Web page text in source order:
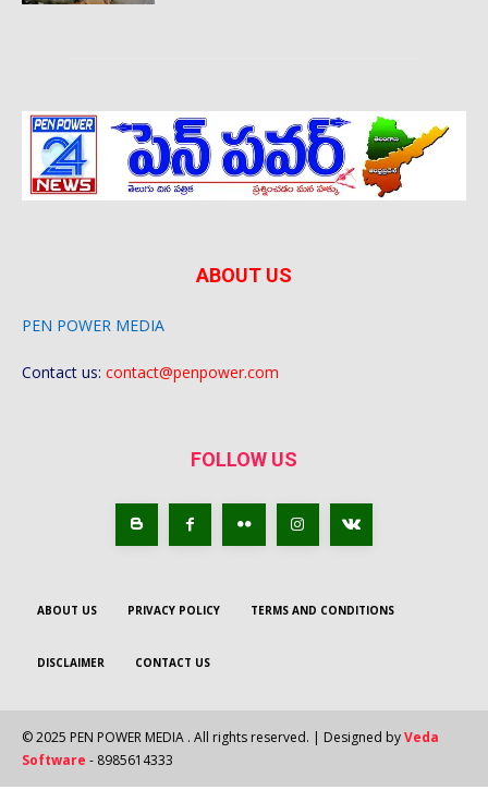
ABOUT US
PEN POWER MEDIA
Contact us: contact@penpower.com
FOLLOW US
ABOUT US PRIVACY POLICY TERMS AND CONDITIONS
DISCLAIMER CONTACT US
© 2025 PEN POWER MEDIA . All rights reserved. | Designed byVeda
Software - 8985614333